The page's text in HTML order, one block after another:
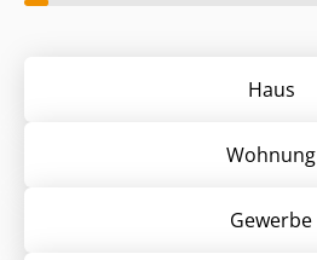
Haus
Wohnung
Gewerbe